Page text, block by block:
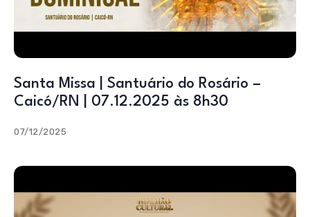
Santa Missa | Santuário do Rosário –
Caicó/RN | 07.12.2025 às 8h30
07/12/2025